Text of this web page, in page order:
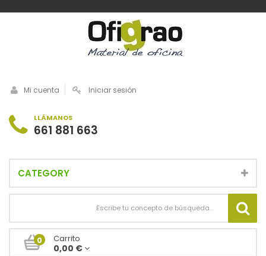
Mi cuenta Iniciar sesión
LLÁMANOS
661 881 663
CATEGORY
0 Carrito
0,00 €